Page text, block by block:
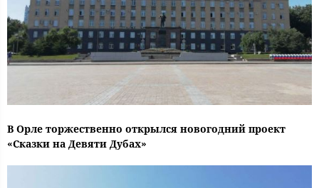
В Орле торжественно открылся новогодний проект
«Сказки на Девяти Дубах»